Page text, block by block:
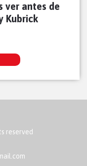
ver antes de
Kubrick
reserved